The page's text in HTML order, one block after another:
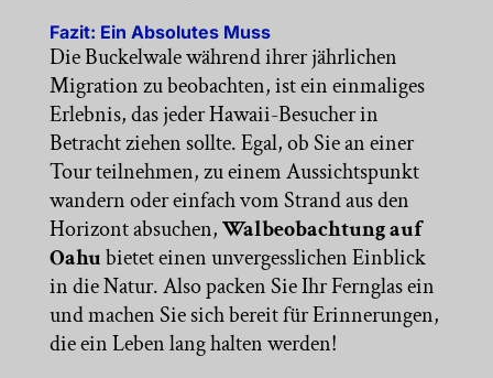
Fazit: Ein Absolutes Muss
Die Buckelwale während ihrer jährlichen
Migration zu beobachten, ist ein einmaliges
Erlebnis, das jeder Hawaii-Besucher in
Betracht ziehen sollte. Egal, ob Sie an einer
Tour teilnehmen, zu einem Aussichtspunkt
wandern oder einfach vom Strand aus den
Horizont absuchen,Walbeobachtung auf
Oahubietet einen unvergesslichen Einblick
in die Natur. Also packen Sie Ihr Fernglas ein
und machen Sie sich bereit für Erinnerungen,
die ein Leben lang halten werden!